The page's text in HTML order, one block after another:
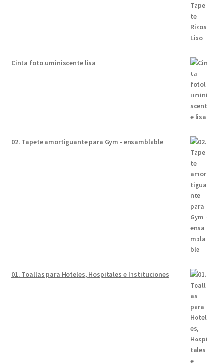
Cinta fotoluminiscente lisa
02. Tapete amortiguante para Gym - ensamblable
01. Toallas para Hoteles, Hospitales e Instituciones